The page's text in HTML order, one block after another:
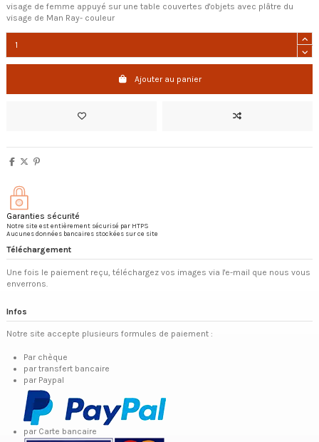
visage de femme appuyé sur une table couvertes d'objets avec plâtre du
visage de Man Ray- couleur
Ajouter au panier
Garanties sécurité
Notre site est entièrement sécurisé par HTPS
Aucunes données bancaires stockées sur ce site
Téléchargement
Une fois le paiement reçu, téléchargez vos images via l'e-mail que nous vous
enverrons.
Infos
Notre site accepte plusieurs formules de paiement :
Par chèque
par transfert bancaire
par Paypal
par Carte bancaire